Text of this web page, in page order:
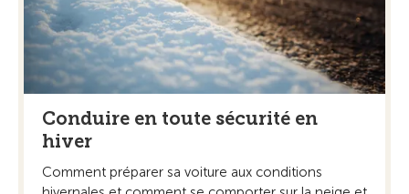
Conduire en toute sécurité en
hiver
Comment préparer sa voiture aux conditions